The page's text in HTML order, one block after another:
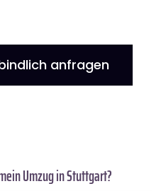
anfragen
Umzug in Stuttgart?